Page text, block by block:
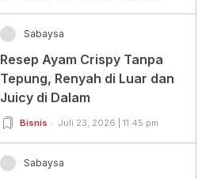
Sabaysa
Resep Ayam Crispy Tanpa
Tepung, Renyah di Luar dan
Juicy di Dalam
Bisnis Juli 23, 2026 | 11:45 pm
Sabaysa